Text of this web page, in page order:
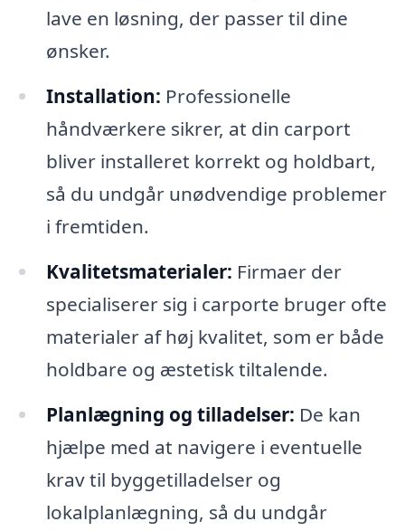
lave en løsning, der passer til dine
ønsker.
Installation: Professionelle
håndværkere sikrer, at din carport
bliver installeret korrekt og holdbart,
så du undgår unødvendige problemer
i fremtiden.
Kvalitetsmaterialer: Firmaer der
specialiserer sig i carporte bruger ofte
materialer af høj kvalitet, som er både
holdbare og æstetisk tiltalende.
Planlægning og tilladelser: De kan
hjælpe med at navigere i eventuelle
krav til byggetilladelser og
lokalplanlægning, så du undgår